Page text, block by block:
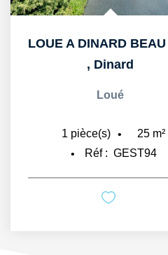
,Dinard
Loué
2pièce(s) 30m²
Réf :
GEST112